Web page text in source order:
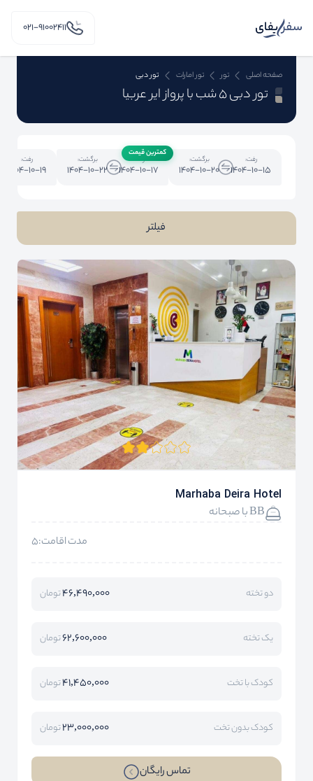
۰۲۱-91002411
صفحه اصلی تور تور امارات تور دبی
تور دبی 5 شب با پرواز ایر عربیا
رفت:
1404-10-15
برگشت:
1404-10-20
کمترین قیمت
رفت:
1404-10-17
برگشت:
1404-10-22
رفت:
1404-10-19
فیلتر
Marhaba Deira Hotel
BB با صبحانه
مدت اقامت:5
دو تخته 46,490,000تومان
یک تخته 62,600,000تومان
کودک با تخت 41,450,000تومان
کودک بدون تخت 23,000,000تومان
تماس رایگان